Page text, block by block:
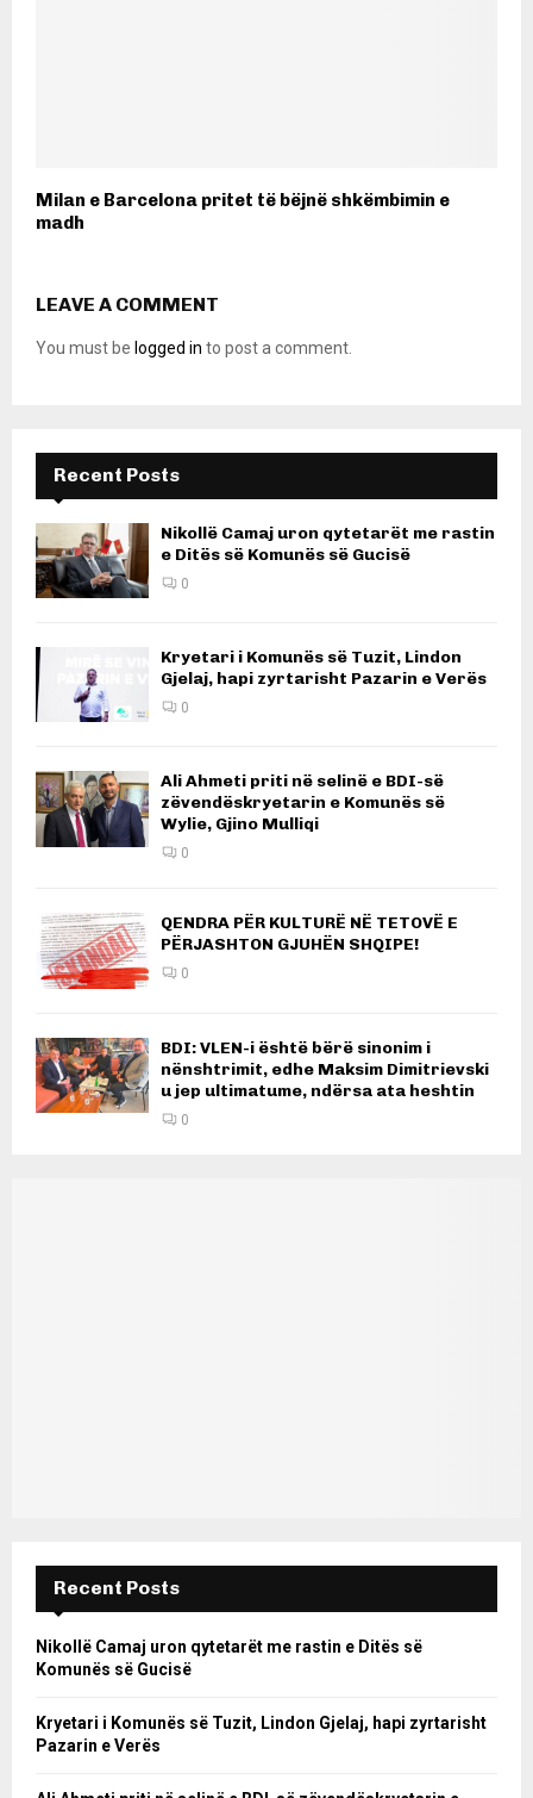
Milan e Barcelona pritet të bëjnë shkëmbimin e
madh
LEAVE A COMMENT
You must be logged in to post a comment.
Recent Posts
Nikollë Camaj uron qytetarët me rastin
e Ditës së Komunës së Gucisë
0
Kryetari i Komunës së Tuzit, Lindon
Gjelaj, hapi zyrtarisht Pazarin e Verës
0
Ali Ahmeti priti në selinë e BDI-së
zëvendëskryetarin e Komunës së
Wylie, Gjino Mulliqi
0
QENDRA PËR KULTURË NË TETOVË E
PËRJASHTON GJUHËN SHQIPE!
0
BDI: VLEN-i është bërë sinonim i
nënshtrimit, edhe Maksim Dimitrievski
u jep ultimatume, ndërsa ata heshtin
0
Recent Posts
Nikollë Camaj uron qytetarët me rastin e Ditës së
Komunës së Gucisë
Kryetari i Komunës së Tuzit, Lindon Gjelaj, hapi zyrtarisht
Pazarin e Verës